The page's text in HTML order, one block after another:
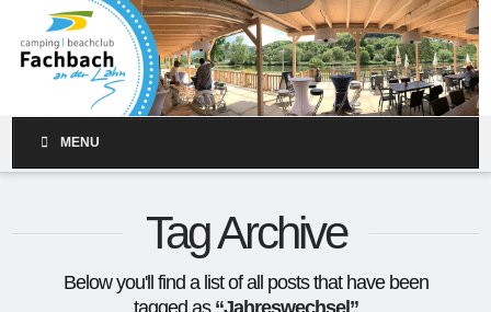
MENU
Tag Archive
Below you'll find a list of all posts that have been